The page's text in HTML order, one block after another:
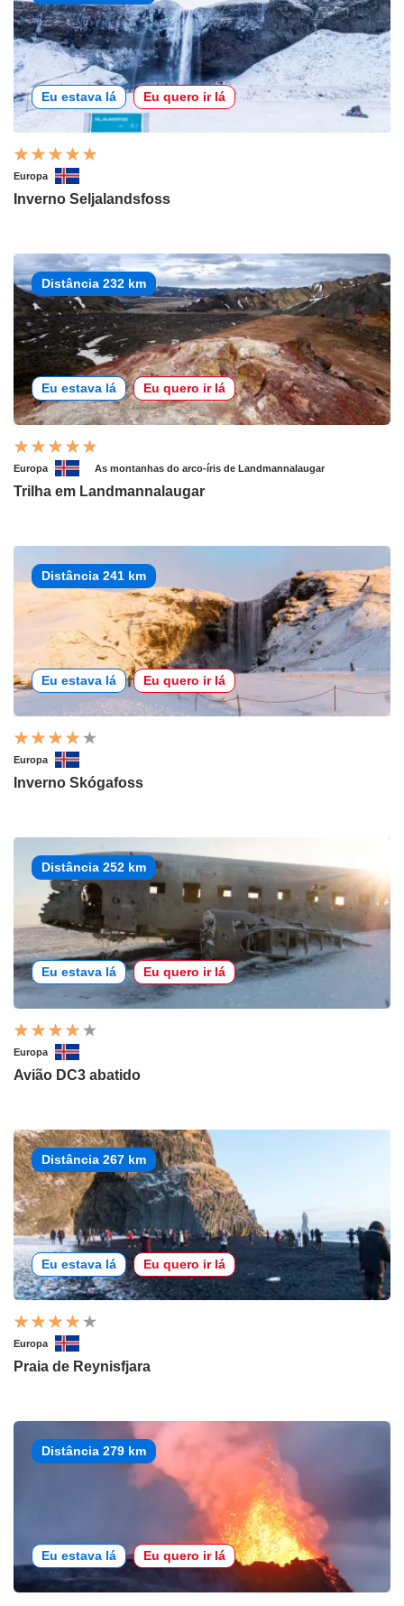
Eu estava lá Eu quero ir lá
Europa
Inverno Seljalandsfoss
Distância 232 km
Eu estava lá Eu quero ir lá
Europa As montanhas do arco-íris de Landmannalaugar
Trilha em Landmannalaugar
Distância 241 km
Eu estava lá Eu quero ir lá
Europa
Inverno Skógafoss
Distância 252 km
Eu estava lá Eu quero ir lá
Europa
Avião DC3 abatido
Distância 267 km
Eu estava lá Eu quero ir lá
Europa
Praia de Reynisfjara
Distância 279 km
Eu estava lá Eu quero ir lá